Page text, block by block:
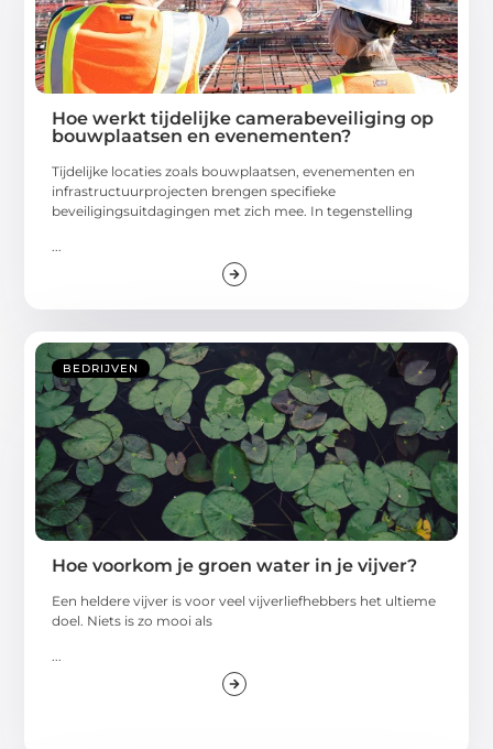
Hoe werkt tijdelijke camerabeveiliging op
bouwplaatsen en evenementen?
Tijdelijke locaties zoals bouwplaatsen, evenementen en
infrastructuurprojecten brengen specifieke
beveiligingsuitdagingen met zich mee. In tegenstelling
BEDRIJVEN
Hoe voorkom je groen water in je vijver?
Een heldere vijver is voor veel vijverliefhebbers het ultieme
doel. Niets is zo mooi als
...